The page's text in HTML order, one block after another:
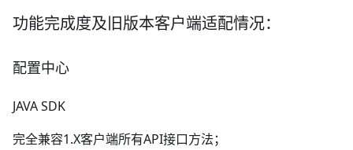
功能完成度及旧版本客户端适配情况：
配置中心
JAVA SDK
完全兼容1.X客户端所有API接口方法；